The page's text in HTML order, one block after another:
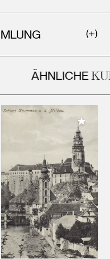
ÄHNLICHE
hinzufügen
Meiner